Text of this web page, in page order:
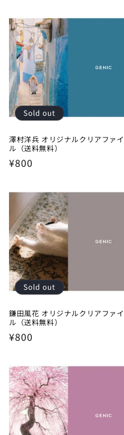
Sold out
澤村洋兵 オリジナルクリアファイ
ル（送料無料）
Regular
¥800
Sold out
鎌田風花 オリジナルクリアファイ
ル（送料無料）
Regular
¥800